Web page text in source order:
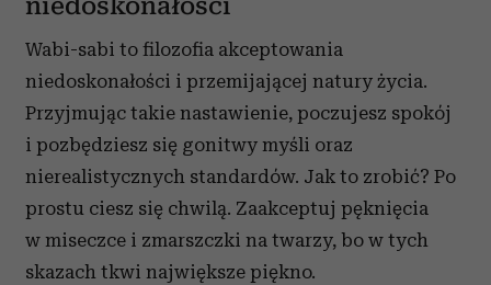
niedoskonałości
Wabi-sabi to filozofia akceptowania
niedoskonałości i przemijającej natury życia.
Przyjmując takie nastawienie, poczujesz spokój
i pozbędziesz się gonitwy myśli oraz
nierealistycznych standardów. Jak to zrobić? Po
prostu ciesz się chwilą. Zaakceptuj pęknięcia
w miseczce i zmarszczki na twarzy, bo w tych
skazach tkwi największe piękno.